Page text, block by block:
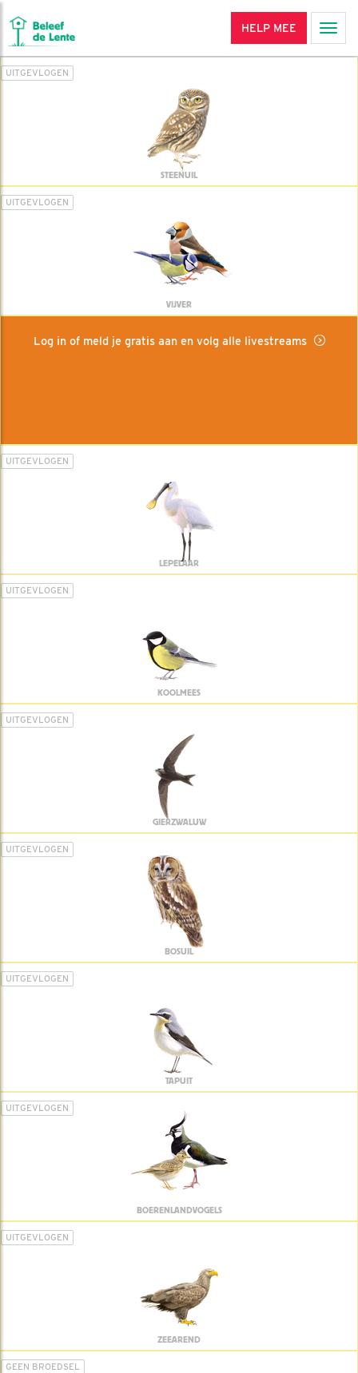
HELP MEE
UITGEVLOGEN
STEENUIL
UITGEVLOGEN
VIJVER
Log in of meld je gratis aan en volg alle livestreams
UITGEVLOGEN
LEPELAAR
UITGEVLOGEN
KOOLMEES
UITGEVLOGEN
GIERZWALUW
UITGEVLOGEN
BOSUIL
UITGEVLOGEN
TAPUIT
UITGEVLOGEN
BOERENLANDVOGELS
UITGEVLOGEN
ZEEAREND
GEEN BROEDSEL